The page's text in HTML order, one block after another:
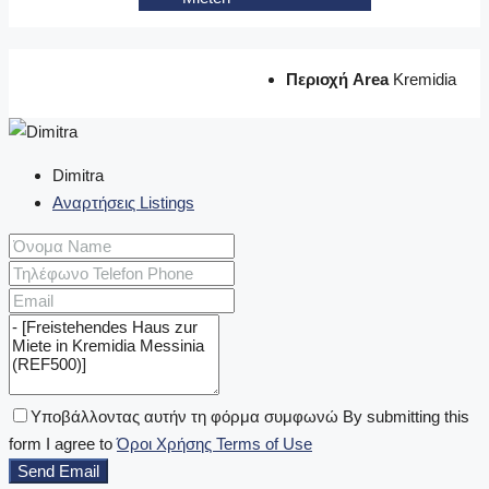
Περιοχή Area Kremidia
Dimitra
Αναρτήσεις Listings
Υποβάλλοντας αυτήν τη φόρμα συμφωνώ By submitting this
form I agree toΌροι Χρήσης Terms of Use
Send Email